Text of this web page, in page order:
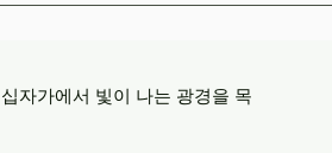
자가에서 빛이 나는 광경을 목